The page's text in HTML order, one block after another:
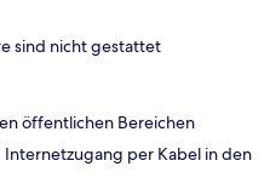
sind nicht gestattet
öffentlichen Bereichen
Internetzugang per Kabel in den